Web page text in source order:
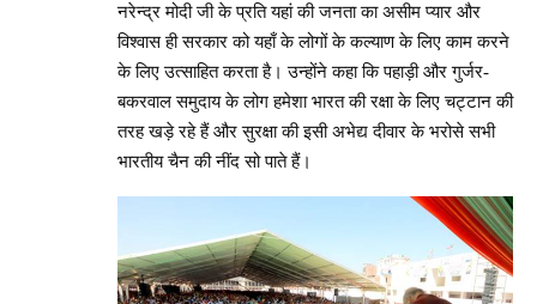
नरेन्द्र मोदी जी के प्रति यहां की जनता का असीम प्यार और
विश्वास ही सरकार को यहाँ के लोगों के कल्याण के लिए काम करने
के लिए उत्साहित करता है। उन्होंने कहा कि पहाड़ी और गुर्जर-
बकरवाल समुदाय के लोग हमेशा भारत की रक्षा के लिए चट्टान की
तरह खड़े रहे हैं और सुरक्षा की इसी अभेद्य दीवार के भरोसे सभी
भारतीय चैन की नींद सो पाते हैं।